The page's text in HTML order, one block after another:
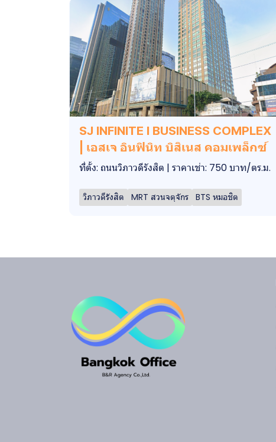
SJ INFINITE I BUSINESS COMPLEX
| เอสเจ อินฟินิท บิสิเนส คอมเพล็กซ์
ที่ตั้ง: ถนนวิภาวดีรังสิต | ราคาเช่า: 750 บาท/ตร.ม.
วิภาวดีรังสิต MRT สวนจตุจักร BTS หมอชิต